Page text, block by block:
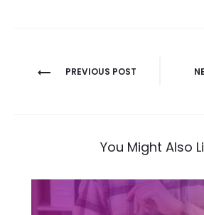
Navigation
PREVIOUS POST
You Might Also